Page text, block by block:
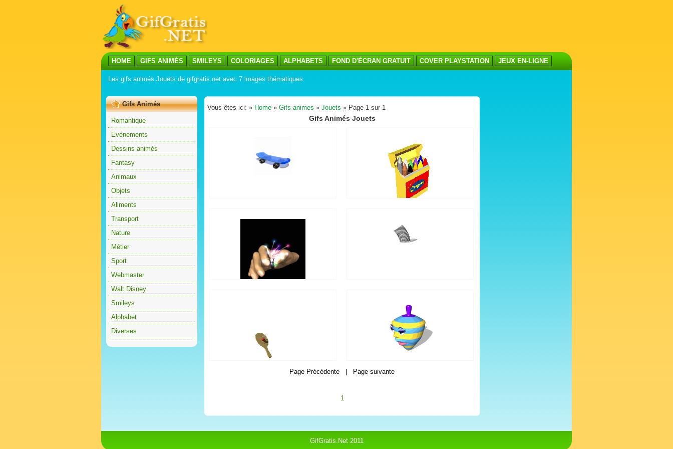
HOME GIFS ANIMÉS SMILEYS COLORIAGES ALPHABETS FOND D'ÉCRAN GRATUIT COVER PLAYSTATION JEUX EN-LIGNE
Les gifs animés Jouets de gifgratis.net avec 7 images thématiques
Gifs Animés
Romantique
Evénements
Dessins animés
Fantasy
Animaux
Objets
Aliments
Transport
Nature
Métier
Sport
Webmaster
Walt Disney
Smileys
Alphabet
Diverses
Vous êtes ici: » Home » Gifs animes » Jouets » Page 1 sur 1
Gifs Animés Jouets
Page Précédente | Page suivante
1
GifGratis.Net 2011